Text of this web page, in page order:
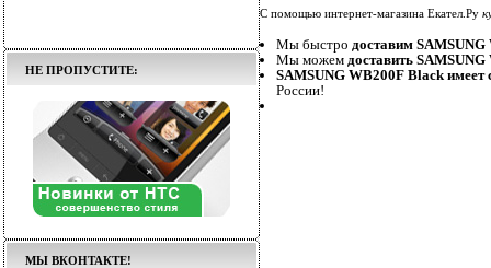
НЕ ПРОПУСТИТЕ:
МЫ ВКОНТАКТЕ!
С помощью интернет-магазина Екател.Ру
Мы быстро доставим
Мы можем доставить
SAMSUNG WB200F Black имеет
России!